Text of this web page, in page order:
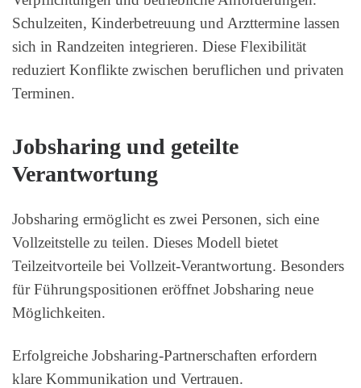
Schulzeiten, Kinderbetreuung und Arzttermine lassen
sich in Randzeiten integrieren. Diese Flexibilität
reduziert Konflikte zwischen beruflichen und privaten
Terminen.
Jobsharing und geteilte
Verantwortung
Jobsharing ermöglicht es zwei Personen, sich eine
Vollzeitstelle zu teilen. Dieses Modell bietet
Teilzeitvorteile bei Vollzeit-Verantwortung. Besonders
für Führungspositionen eröffnet Jobsharing neue
Möglichkeiten.
Erfolgreiche Jobsharing-Partnerschaften erfordern
klare Kommunikation und Vertrauen.